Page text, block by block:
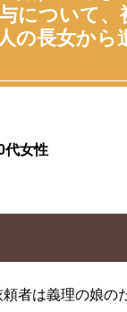
について、
の長女から
代女性
者は義理の娘の